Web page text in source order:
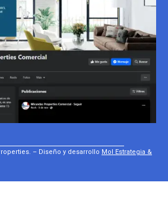
– Diseño y desarrollo Mol Estrategia &